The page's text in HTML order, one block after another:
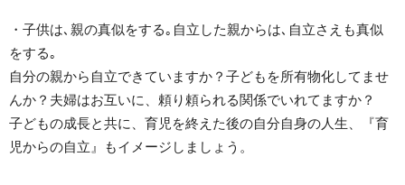
・子供は､親の真似をする｡自立した親からは､自立さえも真似
をする｡
自分の親から自立できていますか？子どもを所有物化してませ
んか？夫婦はお互いに、頼り頼られる関係でいれてますか？
子どもの成長と共に、育児を終えた後の自分自身の人生、『育
児からの自立』もイメージしましょう。